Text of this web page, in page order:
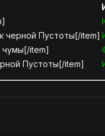
черной Пустоты[/item]
чумы[/item]
Пустоты[/item]